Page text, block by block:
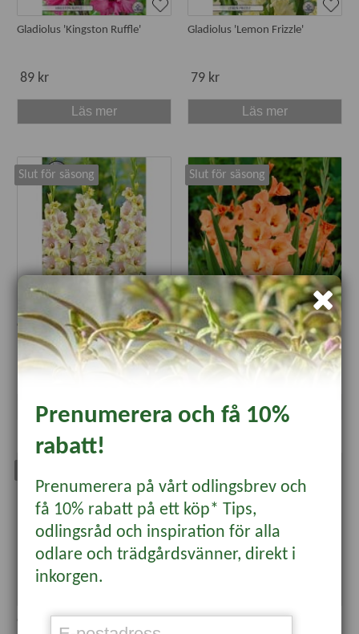
Gladiolus 'Kingston Ruffle'
89 kr
Läs mer
Gladiolus 'Lemon Frizzle'
79 kr
Läs mer
Slut för säsong
Gladiolus 'Mon Amour'
75 kr
Slut för säsong
Gladiolus 'Peter Pears'
75 kr
Läs mer
Gladiolus 'Rose Supreme'
Prenumerera och få 10%
rabatt!
Prenumerera på vårt odlingsbrev och
få 10% rabatt på ett köp* Tips,
odlingsråd och inspiration för alla
odlare och trädgårdsvänner, direkt i
inkorgen.